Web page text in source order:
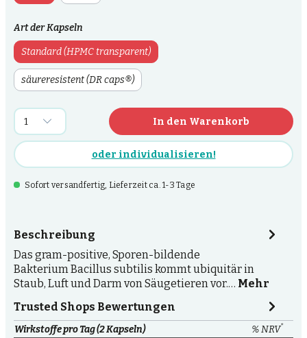
Art der Kapseln
Standard (HPMC transparent)
säureresistent (DR caps®)
In den Warenkorb
oder individualisieren!
Sofort versandfertig, Lieferzeit ca. 1-3 Tage
Beschreibung
Das gram-positive, Sporen-bildende
Bakterium Bacillus subtilis kommt ubiquitär in
Staub, Luft und Darm von Säugetieren vor.… Mehr
Trusted Shops Bewertungen
Wirkstoffe pro Tag (2 Kapseln) % NRV*